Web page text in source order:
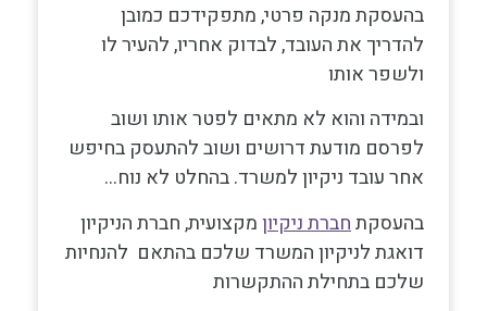
בהעסקת מנקה פרטי, מתפקידכם כמובן
להדריך את העובד, לבדוק אחריו, להעיר לו
ולשפר אותו
ובמידה והוא לא מתאים לפטר אותו ושוב
לפרסם מודעת דרושים ושוב להתעסק בחיפש
אחר עובד ניקיון למשרד. בהחלט לא נוח…
בהעסקתחברת ניקיוןמקצועית, חברת הניקיון
דואגת לניקיון המשרד שלכם בהתאם להנחיות
שלכם בתחילת ההתקשרות